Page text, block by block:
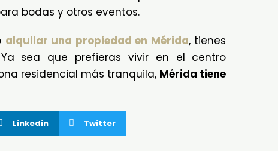
bodas y otros eventos.
alquilar una propiedad en Mérida, tienes
sea que prefieras vivir en el centro
residencial más tranquila, Mérida tiene
Linkedin Twitter